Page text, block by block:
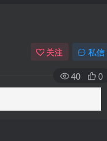
关注 私信
40
0